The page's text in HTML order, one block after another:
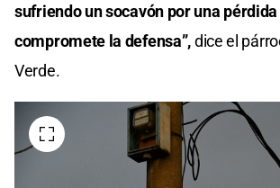
sufriendo un socavón por una
compromete la defensa”,dice el
Verde.